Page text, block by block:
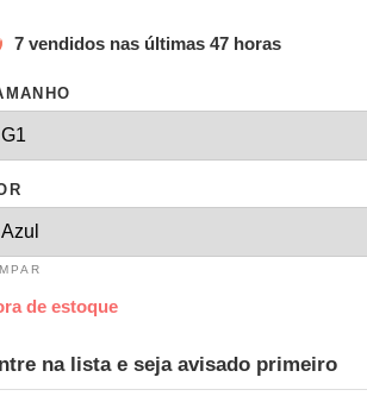
7 vendidos nas últimas 47 horas
de estoque
na lista e seja avisado primeiro